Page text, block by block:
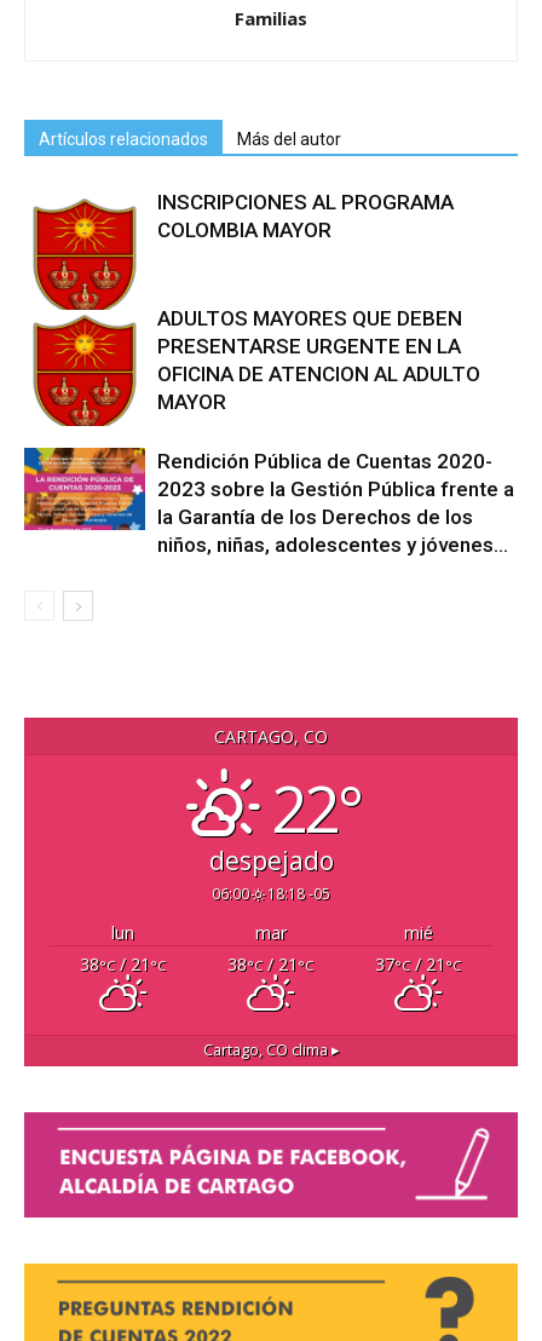
Familias
Artículos relacionados Más del autor
INSCRIPCIONES AL PROGRAMA
COLOMBIA MAYOR
ADULTOS MAYORES QUE DEBEN
PRESENTARSE URGENTE EN LA
OFICINA DE ATENCION AL ADULTO
MAYOR
Rendición Pública de Cuentas 2020-
2023 sobre la Gestión Pública frente a
la Garantía de los Derechos de los
niños, niñas, adolescentes y jóvenes...
CARTAGO, CO
22°
despejado
06:00 18:18 -05
lun mar
mié
38°C/ 21 °C 38°C/ 21 °C 37°C/ 21 °C
Cartago, COclima ▸